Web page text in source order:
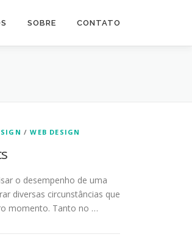
SOBRE CONTATO
/WEB DESIGN
o desempenho de uma
diversas circunstâncias que
momento. Tanto no …